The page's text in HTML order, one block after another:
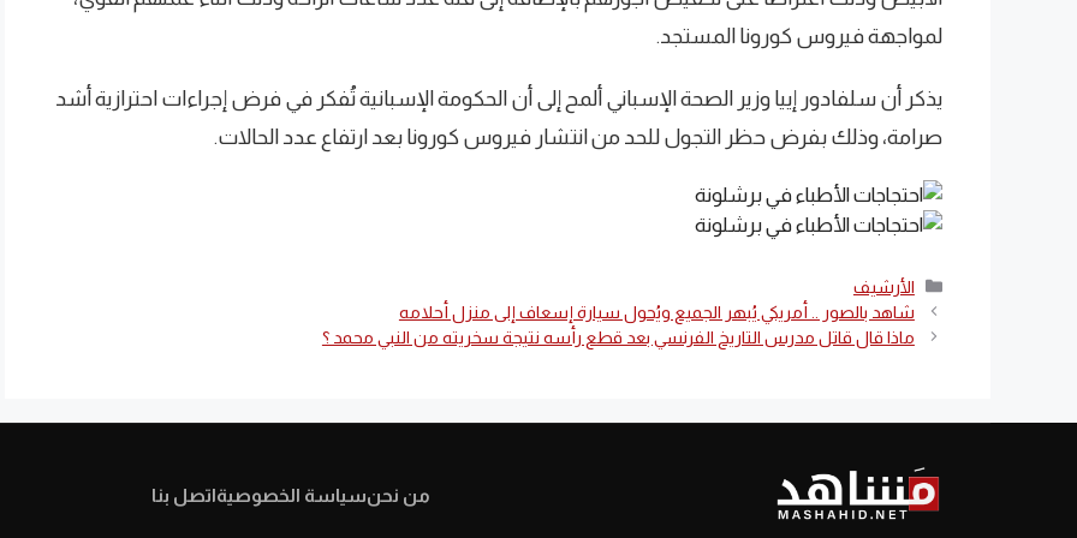
لمواجهة فيروس كورونا المستجد.
يذكر أن سلفادور إييا وزير الصحة الإسباني ألمح إلى أن الحكومة الإسبانية تُفكر في فرض إجراءات احترازية أشد
صرامة، وذلك بفرض حظر التجول للحد من انتشار فيروس كورونا بعد ارتفاع عدد الحالات.
التصنيفات
الأرشيف
شاهد بالصور .. أمريكي يُبهر الجميع ويُحول سيارة إسعاف إلى منزل أحلامه
ماذا قال قاتل مدرس التاريخ الفرنسي بعد قطع رأسه نتيجة سخريته من النبي محمد ؟
من نحنسياسة الخصوصيةاتصل بنا